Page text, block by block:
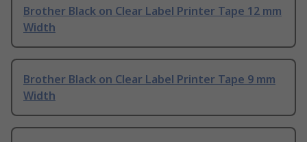
Brother Black on Clear Label Printer Tape 12 mm
Width
Brother Black on Clear Label Printer Tape 9 mm
Width